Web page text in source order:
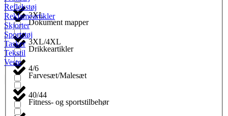
Dokument mapper
Drikkeartikler
Farvesæt/Malesæt
Fitness- og sportstilbehør
3XL
3XL/4XL
4/6
40/44
Reflekstøj
Reklameartikler
Skjorter
Sportstøj
Tasker
Tekstil
Veste